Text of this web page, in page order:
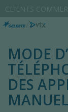
MODE
DES